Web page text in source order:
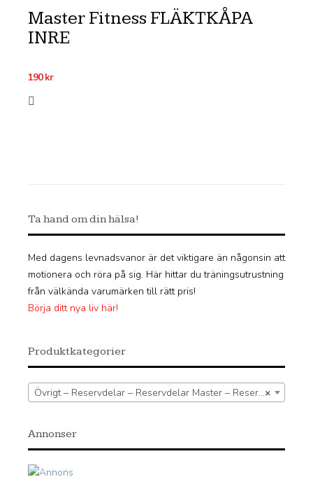
Master Fitness FLÄKTKÅPA
INRE
190kr
Ta hand om din hälsa!
Med dagens levnadsvanor är det viktigare än någonsin att
motionera och röra på sig. Här hittar du träningsutrustning
från välkända varumärken till rätt pris!
Börja ditt nya liv här!
Produktkategorier
×
Övrigt – Reservdelar – Reservdelar Master – Reservdel roddmaskin
Annonser